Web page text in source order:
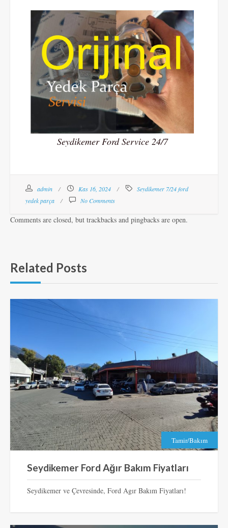
Seydikemer Ford Service 24/7
admin Kas 16, 2024
Seydikemer 7/24 ford
yedek parça
No Comments
Comments are closed, but trackbacks and pingbacks are open.
Related Posts
Tamir/Bakım
Seydikemer Ford Ağır Bakım Fiyatları
Seydikemer ve Çevresinde, Ford Agır Bakım Fiyatları!